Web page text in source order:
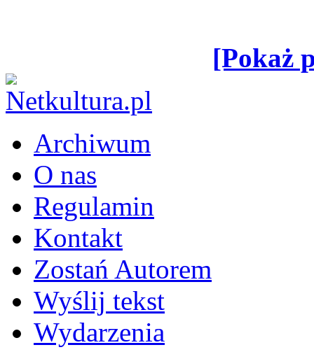
[Pokaż
Archiwum
O nas
Regulamin
Kontakt
Zostań Autorem
Wyślij tekst
Wydarzenia